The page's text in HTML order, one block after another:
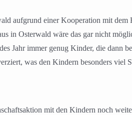
aufgrund einer Kooperation mit
in Osterwald wäre das gar nicht
Jahr immer genug Kinder, die dann
was den Kindern besonders viel
mit den Kindern noch